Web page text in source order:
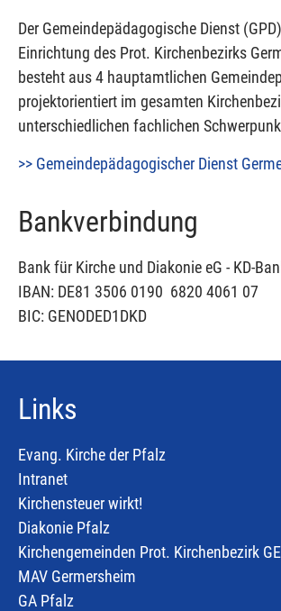
Der Gemeindepädagogische Dienst
Einrichtung des Prot. Kirchenbezirks
besteht aus 4 hauptamtlichen
projektorientiert im gesamten
unterschiedlichen fachlichen
>> Gemeindepädagogischer Dienst
Bankverbindung
Bank für Kirche und Diakonie eG - KD-
IBAN: DE81 3506 0190 6820 4061 07
BIC: GENODED1DKD
Links
Evang. Kirche der Pfalz
Intranet
Kirchensteuer wirkt!
Diakonie Pfalz
Kirchengemeinden Prot. Kirchenbezirk
MAV Germersheim
GA Pfalz